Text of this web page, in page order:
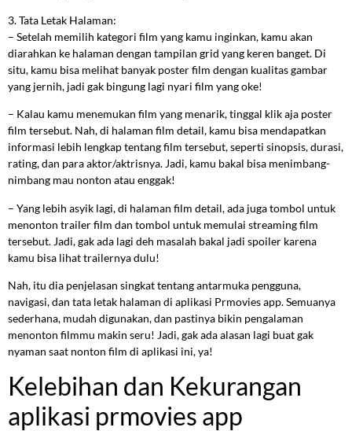
3. Tata Letak Halaman:
– Setelah memilih kategori film yang kamu inginkan, kamu akan
diarahkan ke halaman dengan tampilan grid yang keren banget. Di
situ, kamu bisa melihat banyak poster film dengan kualitas gambar
yang jernih, jadi gak bingung lagi nyari film yang oke!
– Kalau kamu menemukan film yang menarik, tinggal klik aja poster
film tersebut. Nah, di halaman film detail, kamu bisa mendapatkan
informasi lebih lengkap tentang film tersebut, seperti sinopsis, durasi,
rating, dan para aktor/aktrisnya. Jadi, kamu bakal bisa menimbang-
nimbang mau nonton atau enggak!
– Yang lebih asyik lagi, di halaman film detail, ada juga tombol untuk
menonton trailer film dan tombol untuk memulai streaming film
tersebut. Jadi, gak ada lagi deh masalah bakal jadi spoiler karena
kamu bisa lihat trailernya dulu!
Nah, itu dia penjelasan singkat tentang antarmuka pengguna,
navigasi, dan tata letak halaman di aplikasi Prmovies app. Semuanya
sederhana, mudah digunakan, dan pastinya bikin pengalaman
menonton filmmu makin seru! Jadi, gak ada alasan lagi buat gak
nyaman saat nonton film di aplikasi ini, ya!
Kelebihan dan Kekurangan
aplikasi prmovies app